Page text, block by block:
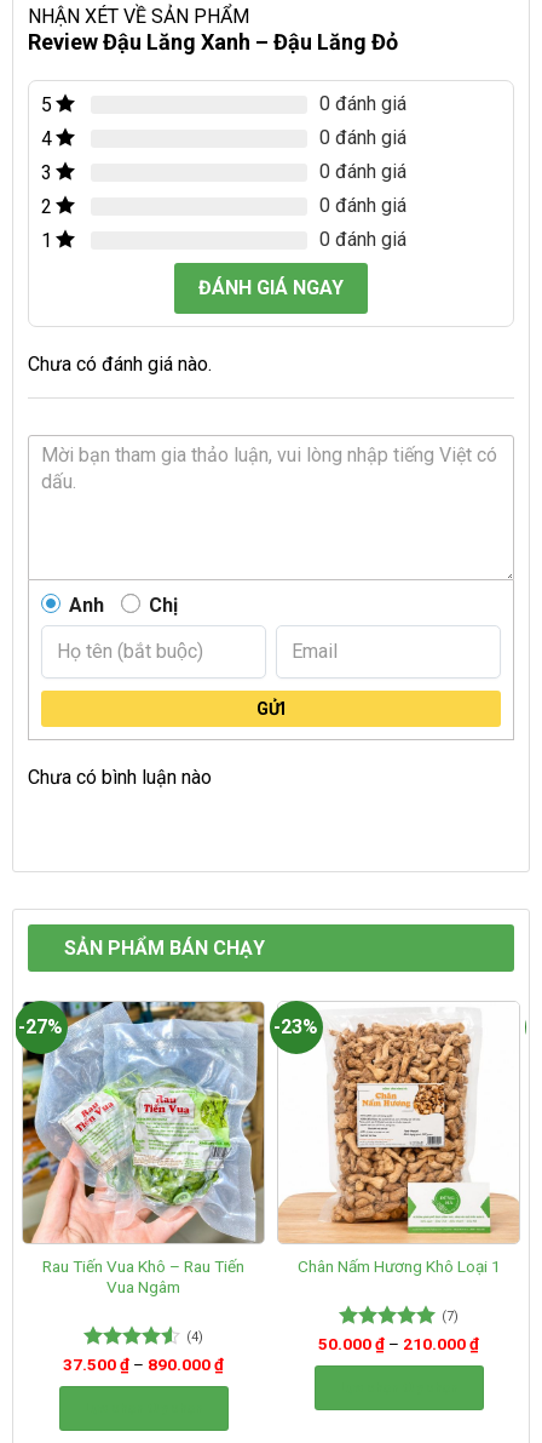
NHẬN XÉT VỀ SẢN PHẨM
Review Đậu Lăng Xanh – Đậu Lăng Đỏ
5
0 đánh giá
4
0 đánh giá
3
0 đánh giá
2
0 đánh giá
1
0 đánh giá
ĐÁNH GIÁ NGAY
Chưa có đánh giá nào.
Anh Chị
GỬI
Chưa có bình luận nào
SẢN PHẨM BÁN CHẠY
-27%
Rau Tiến Vua Khô – Rau Tiến
Vua Ngâm
Được xếp
hạng4.50
(4)
37.500₫ – 890.000₫
-23%
Chân Nấm Hương Khô Loại 1
Được xếp
hạng5.00
(7)
50.000₫ – 210.000₫